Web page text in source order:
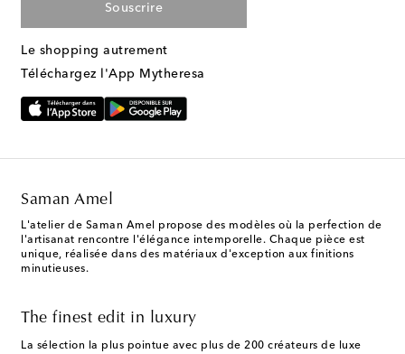
Souscrire
Le shopping autrement
Téléchargez l'App Mytheresa
Saman Amel
L'atelier de Saman Amel propose des modèles où la perfection de
l'artisanat rencontre l'élégance intemporelle. Chaque pièce est
unique, réalisée dans des matériaux d'exception aux finitions
minutieuses.
The finest edit in luxury
La sélection la plus pointue avec plus de 200 créateurs de luxe